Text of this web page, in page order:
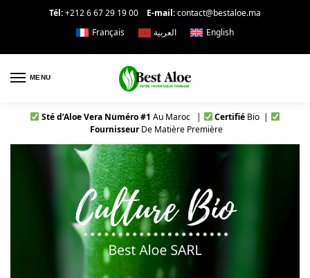
Tél:+212 6 67 29 19 00 E-mail:contact@bestaloe.ma
Français
العربية English
MENU
Sté d’Aloe Vera Numéro #1 Au Maroc | Certifié Bio |
FournisseurDe Matière Première